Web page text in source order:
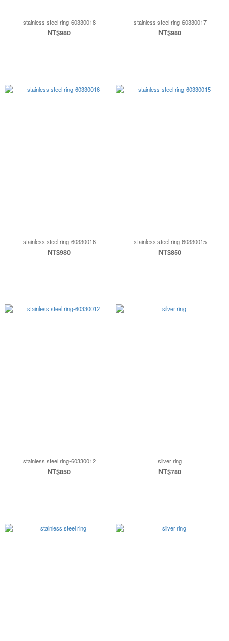
stainless steel ring-60330018
NT$980
stainless steel ring-60330017
NT$980
stainless steel ring-60330016
NT$980
stainless steel ring-60330015
NT$850
stainless steel ring-60330012
NT$850
silver ring
NT$780